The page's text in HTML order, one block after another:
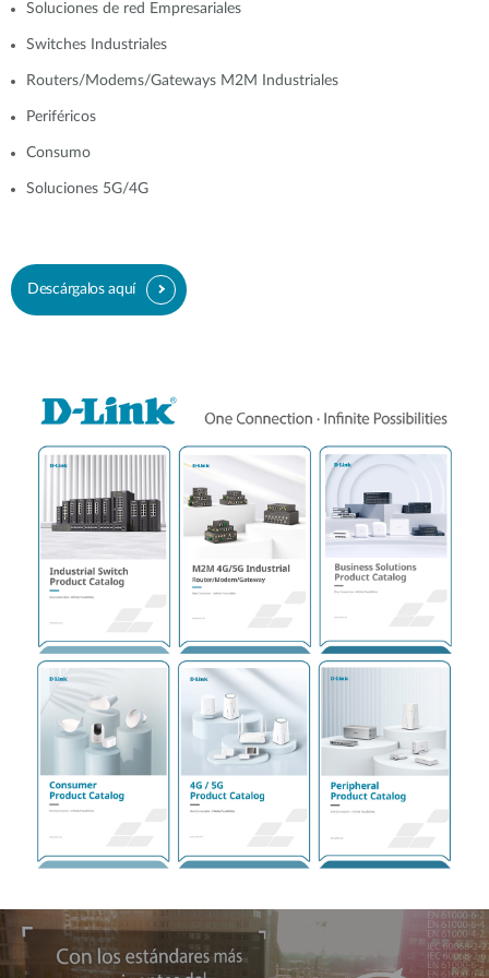
Soluciones de red Empresariales
Switches Industriales
Routers/Modems/Gateways M2M Industriales
Periféricos
Consumo
Soluciones 5G/4G
Descárgalos aquí